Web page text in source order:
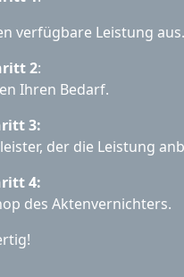
verfügbare Leistung aus.
2:
Ihren Bedarf.
3:
der die Leistung
4:
des Aktenvernichters.